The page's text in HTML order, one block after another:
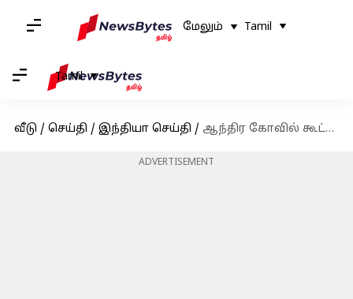
மேலும் Tamil
Tamil
வீடு / செய்தி / இந்தியா செய்தி / ஆந்திர கோவில் கூட்ட நெரிசலில் 10 பேர் பலி: தகவல் தெரிவிக்காததே காரணம்; முதல்வர் பேட்டி
ADVERTISEMENT